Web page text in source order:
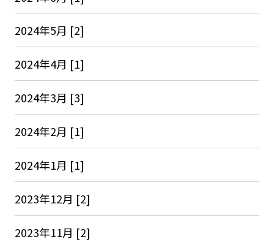
2024年5月 [2]
2024年4月 [1]
2024年3月 [3]
2024年2月 [1]
2024年1月 [1]
2023年12月 [2]
2023年11月 [2]